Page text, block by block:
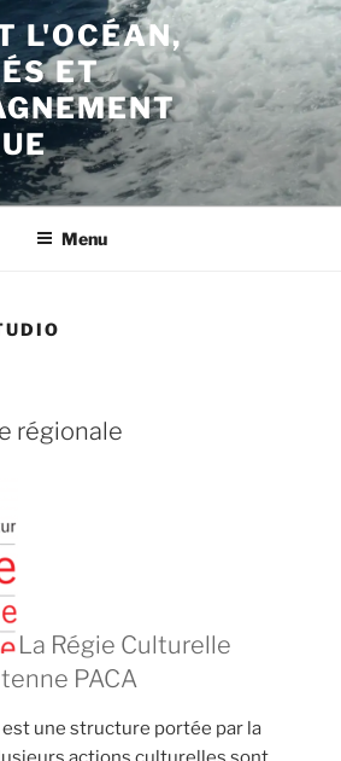
L'OCÉAN,
ET
Menu
régionale
La Régie Culturelle
PACA
une structure portée par la